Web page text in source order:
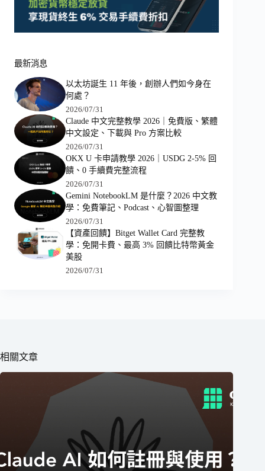
最新消息
以太坊誕生 11 年後，創辦人們如今身在
何處？
2026/07/31
Claude 中文完整教學 2026｜免費版、繁體
中文設定、下載與 Pro 方案比較
2026/07/31
OKX U 卡申請教學 2026｜USDG 2-5% 回
饋、0 手續費完整流程
2026/07/31
Gemini NotebookLM 是什麼？2026 中文教
學：免費筆記、Podcast、心智圖整理
2026/07/31
【資產回饋】Bitget Wallet Card 完整教
學：免開卡費、最高 3% 回饋比特幣黃金
美股
2026/07/31
相關文章